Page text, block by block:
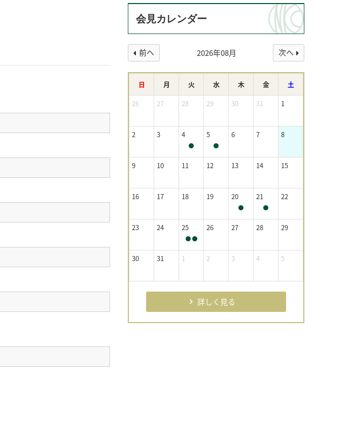
会見カレンダー
前へ 2026年08月 次へ
日 月 火 水 木 金
土
26
27 28 29 30 31 1
2 3 4 5 6 7 8
9 10 11 12 13 14 15
16 17 18 19 20 21 22
23 24 25 26 27 28 29
30 31 1 2 3 4 5
詳しく見る